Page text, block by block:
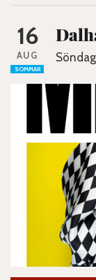
16
AUG
SOMMAR